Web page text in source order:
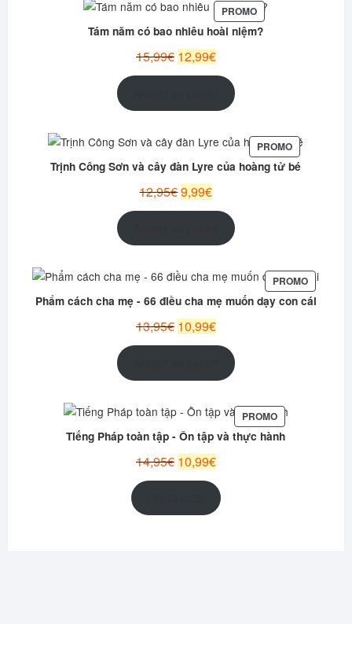
PROMOPRODUIT
EN
PROMOTION
Tám năm có bao nhiêu hoài niệm?
15,99€ Le
prix
12,99€Le
prix
actuel
est :
PROMOPRODUIT
EN
PROMOTION
Trịnh Công Sơn và cây đàn Lyre của hoàng tử bé
12,95€Le
9,99€Le
actuel
est :
PROMOPRODUIT
EN
Phẩm cách cha mẹ - 66 điều cha mẹ muốn dạy con cái
13,95€ Le
prix
10,99€Le
prix
actuel
est :
PROMOPRODUIT
EN
PROMOTION
Tiếng Pháp toàn tập - Ôn tập và thực hành
14,95€ Le
10,99€Le
actuel
est :